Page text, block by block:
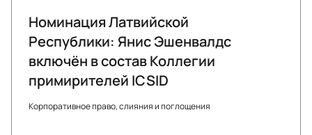
Номинация Латвийской
Республики: Янис Эшенвалдс
включён в состав Коллегии
примирителей ICSID
Корпоративное право, слияния и поглощения